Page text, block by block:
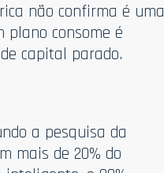
não confirma é uma
plano consome é
capital parado.
a pesquisa da
mais de 20% do